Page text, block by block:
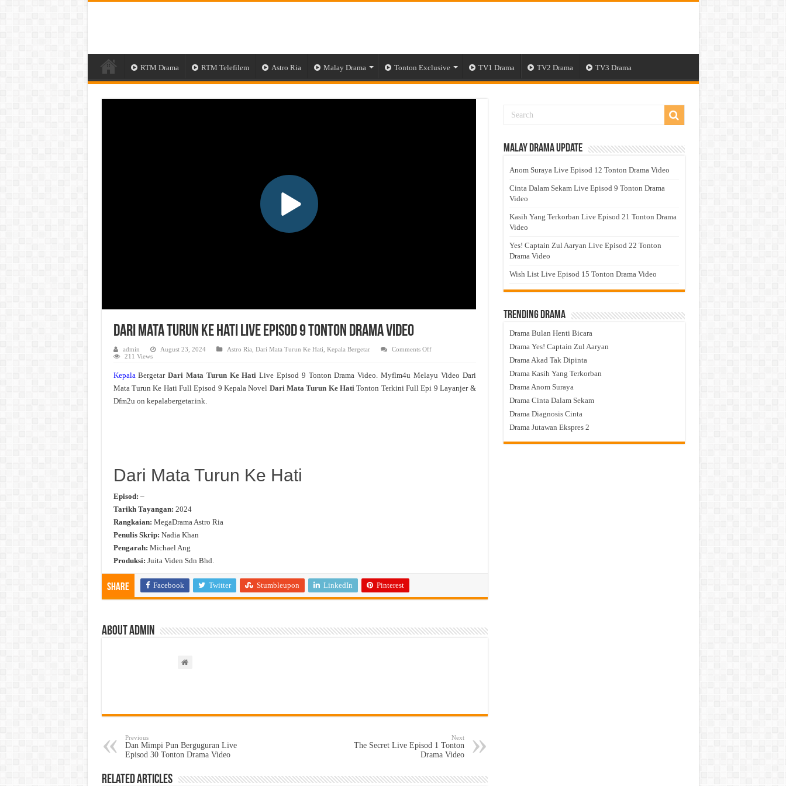
RTM Drama RTM Telefilem Astro Ria Malay Drama Tonton Exclusive TV1 Drama TV2 Drama TV3 Drama
Dari Mata Turun Ke Hati Live Episod 9 Tonton Drama Video
admin August 23, 2024 Astro Ria Dari Mata Turun Ke Hati Kepala Bergetar Comments Offon
Ke
Live
211 Views
KepalaBergetarDari Mata Turun Ke HatiLive Episod 9 Tonton Drama Video. Myflm4u Melayu Video Dari
Mata Turun Ke Hati Full Episod 9 Kepala Novel Dari Mata Turun Ke HatiTonton Terkini Full Epi 9 Layanjer &
Dfm2u on kepalabergetar.ink.
Dari Mata Turun Ke Hati
Episod: –
Tarikh Tayangan: 2024
Rangkaian: MegaDrama Astro Ria
Penulis Skrip: Nadia Khan
Pengarah: Michael Ang
Produksi: Juita Viden Sdn Bhd.
Share Facebook Twitter Stumbleupon LinkedIn Pinterest
About admin
Previous
Dan Mimpi Pun Berguguran Live
Episod 30 Tonton Drama Video
Next
The Secret Live Episod 1 Tonton
Drama Video
Related Articles
Malay Drama Update
Anom Suraya Live Episod 12 Tonton Drama Video
Cinta Dalam Sekam Live Episod 9 Tonton Drama
Video
Kasih Yang Terkorban Live Episod 21 Tonton Drama
Video
Yes! Captain Zul Aaryan Live Episod 22 Tonton
Drama Video
Wish List Live Episod 15 Tonton Drama Video
Trending Drama
Drama Bulan Henti Bicara
Drama Yes! Captain Zul Aaryan
Drama Akad Tak Dipinta
Drama Kasih Yang Terkorban
Drama Anom Suraya
Drama Cinta Dalam Sekam
Drama Diagnosis Cinta
Drama Jutawan Ekspres 2